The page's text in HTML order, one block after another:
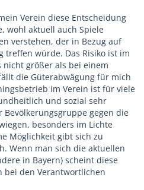
Verein diese Entscheidung
wohl aktuell auch Spiele
verstehen, der in Bezug auf
treffen würde. Das Risiko ist im
nicht größer als bei einem
die Güterabwägung für mich
im Verein ist für viele
und sozial sehr
gegen die
besonders im Lichte
Möglichkeit gibt sich zu
Wenn man sich die aktuellen
in Bayern) scheint diese
bei den Verantwortlichen